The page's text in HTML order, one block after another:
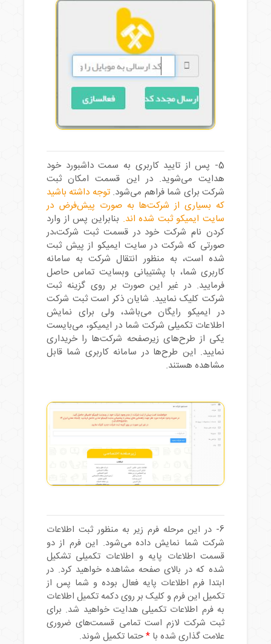
5- پس از تایید کاربری به سمت داشبورد خود
هدایت می‌شوید. در این قسمت امکان ثبت
شرکت برای شما فراهم می‌شود.توجه داشته باشید
که بسیاری از شرکت‌ها به صورت پیش‌فرض در
سایت ایمیکو ثبت شده اند. بنابراین پس از وارد
کردن نام شرکت خود در قسمت ثبت شرکت،در
صورتی که شرکت در سایت ایمیکو از پیش ثبت
شده است، به منظور انتقال شرکت به سامانه
کاربری شما، با پشتیبانی وبسایت تماس حاصل
فرمایید. در غیر این صورت بر روی گزینه ثبت
شرکت کلیک نمایید. شایان ذکر است ثبت شرکت
در ایمیکو رایگان می‌باشد، ولی برای نمایش
اطلاعات تکمیلی شرکت شما در ایمیکو، می‌بایست
یکی از طرح‌های زیرصفحه شرکت‌ها را خریداری
نمایید. این طرح‌ها در سامانه کاربری شما قابل
مشاهده هستند.
6- در این مرحله فرم زیر به منظور ثبت اطلاعات
شرکت شما نمایش داده می‌شود. این فرم از دو
قسمت اطلاعات پایه و اطلاعات تکمیلی تشکیل
شده که در بالای صفحه مشاهده خواهید کرد. در
ابتدا فرم اطلاعات پایه فعال بوده و شما پس از
تکمیل این فرم و کلیک بر روی دکمه تکمیل اطلاعات
به فرم اطلاعات تکمیلی هدایت خواهید شد. برای
ثبت شرکت لازم است تمامی قسمت‌های ضروری
علامت گذاری شده با *حتما تکمیل شوند.